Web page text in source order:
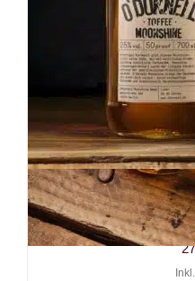
Likör
Moonshine